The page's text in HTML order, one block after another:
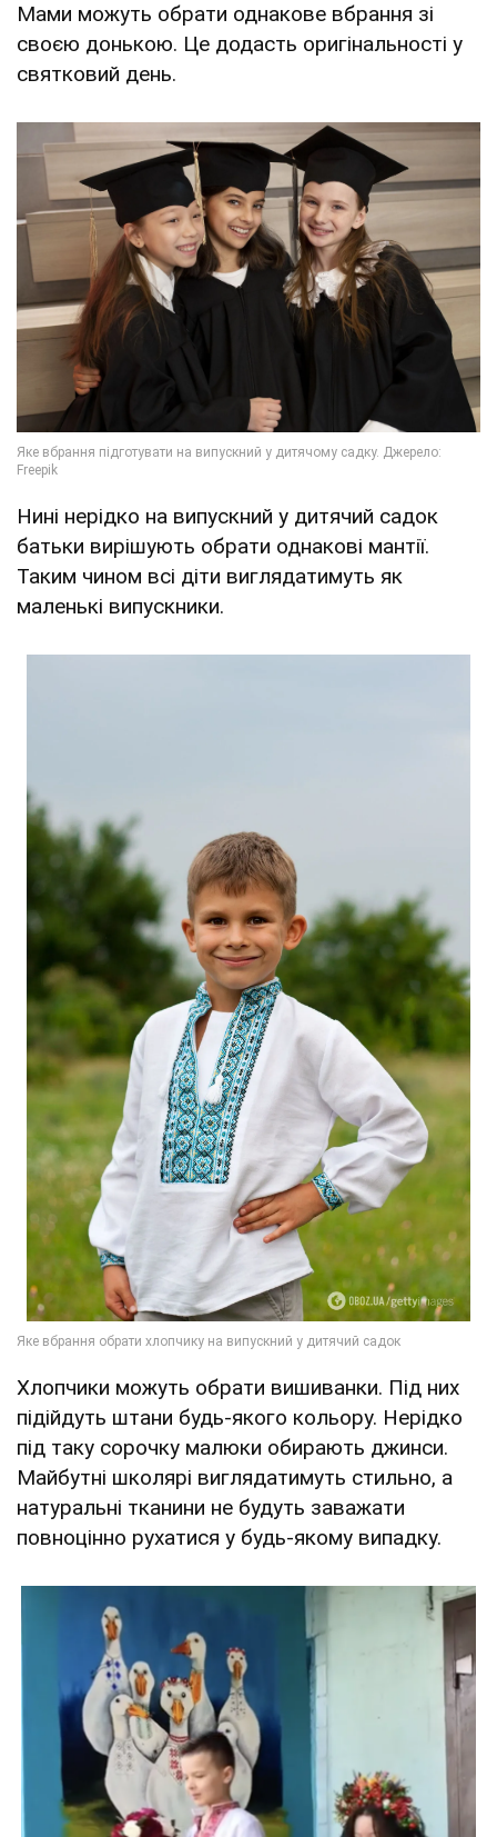
Мами можуть обрати однакове вбрання зі
своєю донькою. Це додасть оригінальності у
святковий день.
Нині нерідко на випускний у дитячий садок
батьки вирішують обрати однакові мантії.
Таким чином всі діти виглядатимуть як
маленькі випускники.
Хлопчики можуть обрати вишиванки. Під них
підійдуть штани будь-якого кольору. Нерідко
під таку сорочку малюки обирають джинси.
Майбутні школярі виглядатимуть стильно, а
натуральні тканини не будуть заважати
повноцінно рухатися у будь-якому випадку.